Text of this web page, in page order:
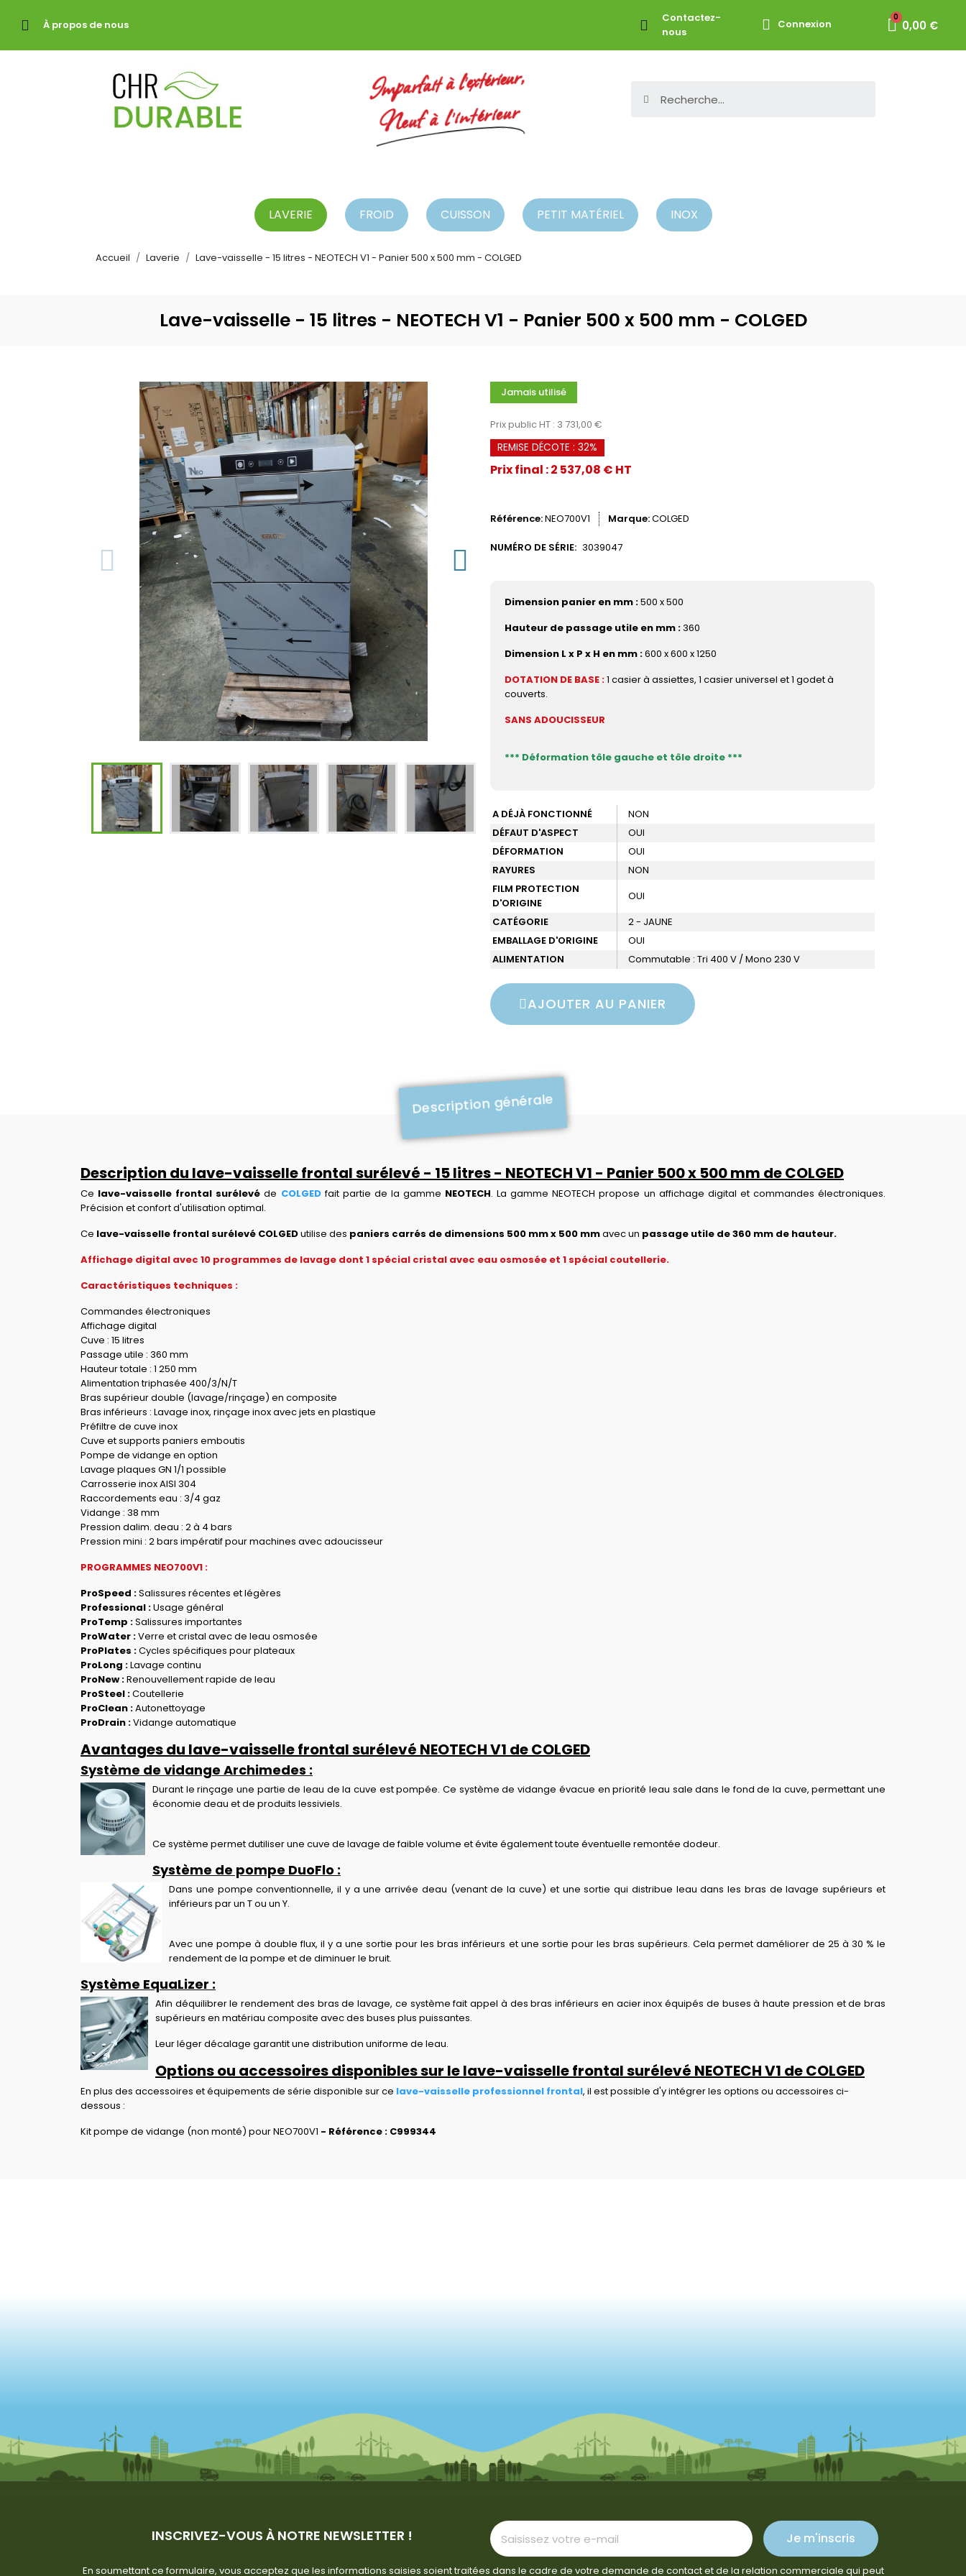
À propos de nous
Contactez-
nous
Connexion 0,00 €
Imparfait à l'extérieur,
Neuf à l'intérieur
LAVERIE FROID CUISSON PETIT MATÉRIEL INOX
Accueil Laverie Lave-vaisselle - 15 litres - NEOTECH V1 - Panier 500 x 500 mm - COLGED
Lave-vaisselle - 15 litres - NEOTECH V1 - Panier 500 x 500 mm - COLGED
Jamais utilisé
Prix public HT : 3 731,00 €
REMISE DÉCOTE : 32%
Prix final : 2 537,08 € HT
Référence NEO700V1 Marque COLGED
NUMÉRO DE SÉRIE: 3039047
Dimension panier en mm :500 x 500
Hauteur de passage utile en mm :360
Dimension L x P x H en mm :600 x 600 x 1250
DOTATION DE BASE :1 casier à assiettes, 1 casier universel et 1 godet à
couverts.
SANS ADOUCISSEUR
*** Déformation tôle gauche et tôle droite ***
A DÉJÀ FONCTIONNÉ
NON
DÉFAUT D'ASPECT
OUI
DÉFORMATION
OUI
RAYURES
NON
FILM PROTECTION
D'ORIGINE
OUI
CATÉGORIE
2 - JAUNE
EMBALLAGE D'ORIGINE
OUI
ALIMENTATION
Commutable : Tri 400 V / Mono 230 V
AJOUTER AU PANIER
Description générale
Description du lave-vaisselle frontal surélevé - 15 litres - NEOTECH V1 - Panier 500 x 500 mm de COLGED
Ce lave-vaisselle frontal surélevéde COLGEDfait partie de la gamme NEOTECH. La gamme NEOTECH propose un affichage digital et commandes électroniques.
Précision et confort d'utilisation optimal.
Ce lave-vaisselle frontal surélevé COLGEDutilise des paniers carrés de dimensions 500 mm x 500 mmavec un passage utile de 360 mm de hauteur.
Affichage digital avec 10 programmes de lavage dont 1 spécial cristal avec eau osmosée et 1 spécial coutellerie.
Caractéristiques techniques :
Commandes électroniques
Affichage digital
Cuve : 15 litres
Passage utile : 360 mm
Hauteur totale : 1 250 mm
Alimentation triphasée 400/3/N/T
Bras supérieur double (lavage/rinçage) en composite
Bras inférieurs : Lavage inox, rinçage inox avec jets en plastique
Préfiltre de cuve inox
Cuve et supports paniers emboutis
Pompe de vidange en option
Lavage plaques GN 1/1 possible
Carrosserie inox AISI 304
Raccordements eau : 3/4 gaz
Vidange : 38 mm
Pression dalim. deau : 2 à 4 bars
Pression mini : 2 bars impératif pour machines avec adoucisseur
PROGRAMMES NEO700V1 :
ProSpeed :Salissures récentes et légères
Professional :Usage général
ProTemp :Salissures importantes
ProWater :Verre et cristal avec de leau osmosée
ProPlates :Cycles spécifiques pour plateaux
ProLong :Lavage continu
ProNew :Renouvellement rapide de leau
ProSteel :Coutellerie
ProClean :Autonettoyage
ProDrain :Vidange automatique
Avantages du lave-vaisselle frontal surélevé NEOTECH V1 de COLGED
Système de vidange Archimedes :
Durant le rinçage une partie de leau de la cuve est pompée. Ce système de vidange évacue en priorité leau sale dans le fond de la cuve, permettant une
économie deau et de produits lessiviels.
Ce système permet dutiliser une cuve de lavage de faible volume et évite également toute éventuelle remontée dodeur.
Système de pompe DuoFlo :
Dans une pompe conventionnelle, il y a une arrivée deau (venant de la cuve) et une sortie qui distribue leau dans les bras de lavage supérieurs et
inférieurs par un T ou un Y.
Avec une pompe à double flux, il y a une sortie pour les bras inférieurs et une sortie pour les bras supérieurs. Cela permet daméliorer de 25 à 30 % le
rendement de la pompe et de diminuer le bruit.
Système EquaLizer :
Afin déquilibrer le rendement des bras de lavage, ce système fait appel à des bras inférieurs en acier inox équipés de buses à haute pression et de bras
supérieurs en matériau composite avec des buses plus puissantes.
Leur léger décalage garantit une distribution uniforme de leau.
Options ou accessoires disponibles sur le lave-vaisselle frontal surélevé NEOTECH V1 de COLGED
En plus des accessoires et équipements de série disponible sur ce lave-vaisselle professionnel frontal, il est possible d'y intégrer les options ou accessoires ci-
dessous :
Kit pompe de vidange (non monté) pour NEO700V1 - Référence : C999344
INSCRIVEZ-VOUS À NOTRE NEWSLETTER ! Je m'inscris
En soumettant ce formulaire, vous acceptez que les informations saisies soient traitées dans le cadre de votre demande de contact et de la relation commerciale qui peut